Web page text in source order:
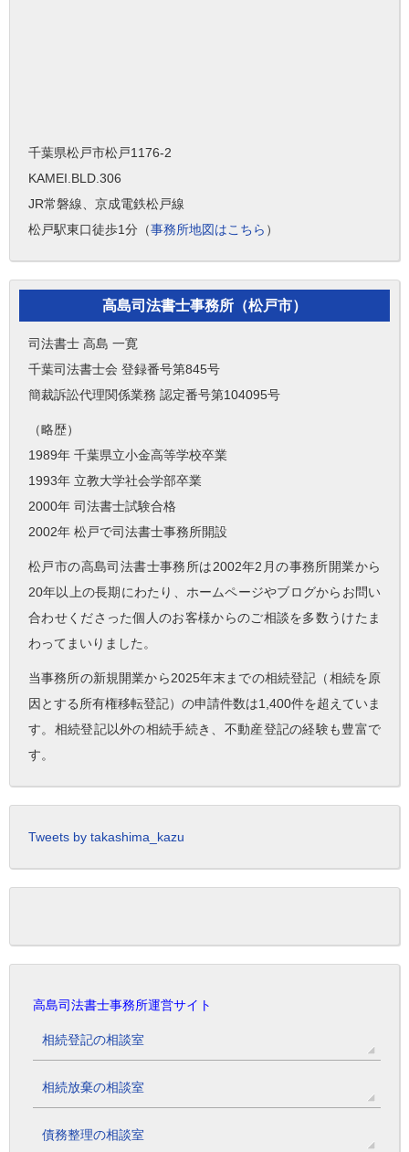
千葉県松戸市松戸1176-2
KAMEI.BLD.306
JR常磐線、京成電鉄松戸線
松戸駅東口徒歩1分（事務所地図はこちら ）
高島司法書士事務所（松戸市）
司法書士 高島 一寛
千葉司法書士会 登録番号第845号
簡裁訴訟代理関係業務 認定番号第104095号
（略歴）
1989年 千葉県立小金高等学校卒業
1993年 立教大学社会学部卒業
2000年 司法書士試験合格
2002年 松戸で司法書士事務所開設
松戸市の高島司法書士事務所は2002年2月の事務所開業から
20年以上の長期にわたり、ホームページやブログからお問い
合わせくださった個人のお客様からのご相談を多数うけたま
わってまいりました。
当事務所の新規開業から2025年末までの相続登記（相続を原
因とする所有権移転登記）の申請件数は1,400件を超えていま
す。相続登記以外の相続手続き、不動産登記の経験も豊富で
す。
Tweets by takashima_kazu
高島司法書士事務所運営サイト
相続登記の相談室
相続放棄の相談室
債務整理の相談室